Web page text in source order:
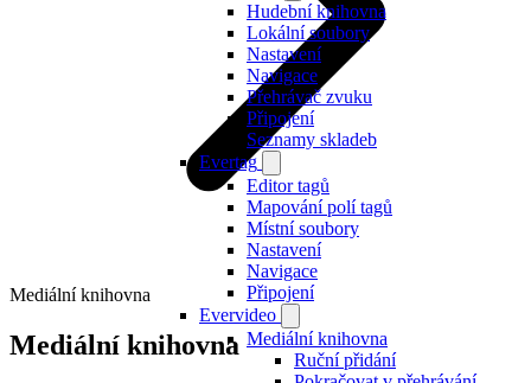
Hudební knihovna
Lokální soubory
Nastavení
Navigace
Přehrávač zvuku
Připojení
Seznamy skladeb
Evertag
Editor tagů
Mapování polí tagů
Místní soubory
Nastavení
Navigace
Připojení
Evervideo
Mediální knihovna
Ruční přidání
Mediální knihovna
Mediální knihovna